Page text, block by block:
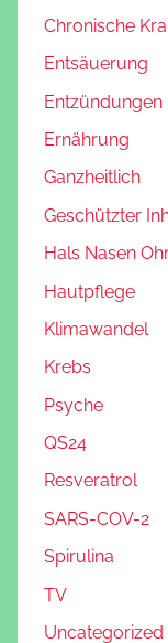
Chronische
Entsäuerung
Entzündungen
Ernährung
Ganzheitlich
Geschützter
Hals Nasen
Hautpflege
Klimawandel
Krebs
Psyche
QS24
Resveratrol
SARS-COV-2
Spirulina
TV
Uncategorized